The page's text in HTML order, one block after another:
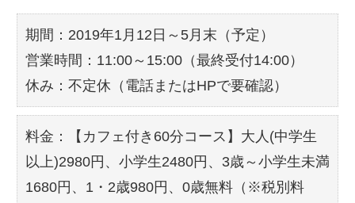
期間：2019年1月12日～5月末（予定）
営業時間：11:00～15:00（最終受付14:00）
休み：不定休（電話またはHPで要確認）
料金：【カフェ付き60分コース】大人(中学生
以上)2980円、小学生2480円、3歳～小学生未満
1680円、1・2歳980円、0歳無料（※税別料